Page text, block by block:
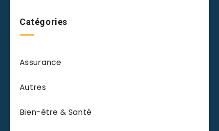
Catégories
Assurance
Autres
Bien-être & Santé